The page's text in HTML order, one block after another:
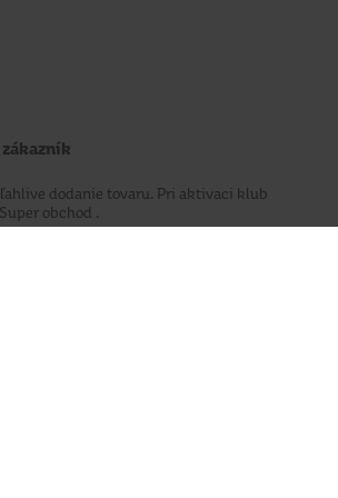
dodanie tovaru. Pri aktivaci klub
obchod .